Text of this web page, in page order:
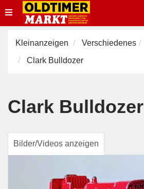
Toggle
navigation
Kleinanzeigen Verschiedenes
Clark Bulldozer
Clark Bulldozer
Bilder/Videos anzeigen